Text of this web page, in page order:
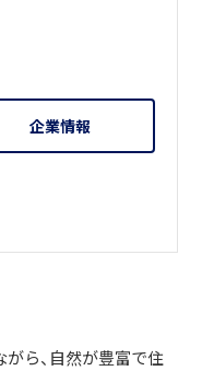
企業情報
ら、自然が豊富で住